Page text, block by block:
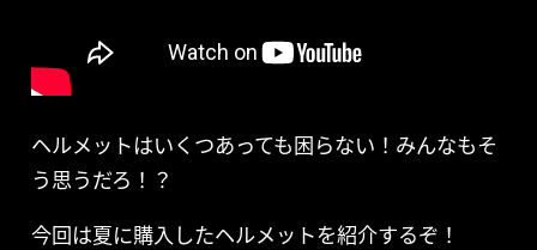
ヘルメットはいくつあっても困らない！みんなもそ
う思うだろ！？
今回は夏に購入したヘルメットを紹介するぞ！